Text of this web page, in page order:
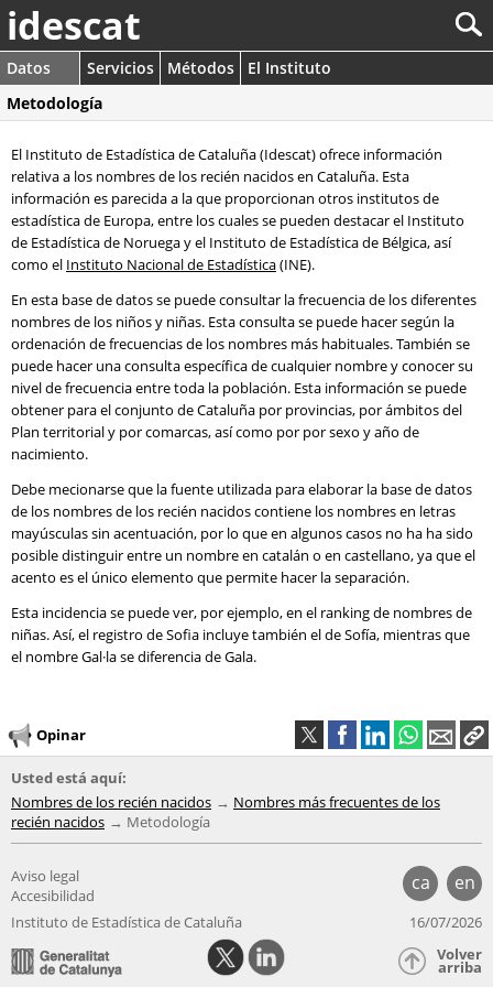
idescat
Datos Servicios Métodos
El Instituto
Metodología
El Instituto de Estadística de Cataluña (Idescat) ofrece información
relativa a los nombres de los recién nacidos en Cataluña. Esta
información es parecida a la que proporcionan otros institutos de
estadística de Europa, entre los cuales se pueden destacar el Instituto
de Estadística de Noruega y el Instituto de Estadística de Bélgica, así
como el Instituto Nacional de Estadística(INE).
En esta base de datos se puede consultar la frecuencia de los diferentes
nombres de los niños y niñas. Esta consulta se puede hacer según la
ordenación de frecuencias de los nombres más habituales. También se
puede hacer una consulta específica de cualquier nombre y conocer su
nivel de frecuencia entre toda la población. Esta información se puede
obtener para el conjunto de Cataluña por provincias, por ámbitos del
Plan territorial y por comarcas, así como por por sexo y año de
nacimiento.
Debe mecionarse que la fuente utilizada para elaborar la base de datos
de los nombres de los recién nacidos contiene los nombres en letras
mayúsculas sin acentuación, por lo que en algunos casos no ha ha sido
posible distinguir entre un nombre en catalán o en castellano, ya que el
acento es el único elemento que permite hacer la separación.
Esta incidencia se puede ver, por ejemplo, en el ranking de nombres de
niñas. Así, el registro de Sofia incluye también el de Sofía, mientras que
el nombre Gal·la se diferencia de Gala.
Opinar
Usted está aquí:
Nombres de los recién nacidos
Nombres más frecuentes de los
recién nacidos
Metodología
ca en
Aviso legal
Accesibilidad
Instituto de Estadística de Cataluña
16/07/2026
Volver
arriba